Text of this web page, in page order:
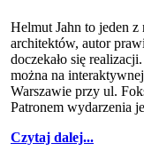
Helmut Jahn to jeden z
architektów, autor
doczekało się
można na
Warszawie przy ul.
Patronem wydarzenia
Czytaj dalej...